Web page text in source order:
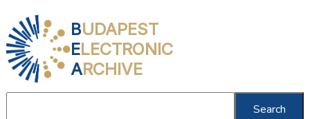
BUDAPEST
ELECTRONIC
ARCHIVE
Search